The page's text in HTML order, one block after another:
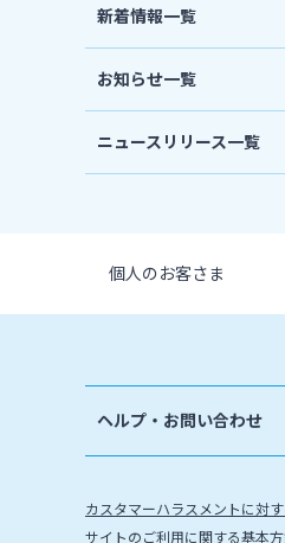
新着情報一覧
お知らせ一覧
ニュースリリース一覧
個人のお客さま
ヘルプ・お問い合わせ
カスタマーハラスメントに対
サイトのご利用に関する基本